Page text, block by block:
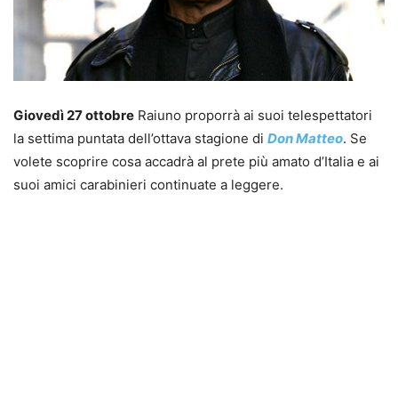
Giovedì 27 ottobre Raiuno proporrà ai suoi telespettatori
la settima puntata dell’ottava stagione di Don Matteo. Se
volete scoprire cosa accadrà al prete più amato d’Italia e ai
suoi amici carabinieri continuate a leggere.